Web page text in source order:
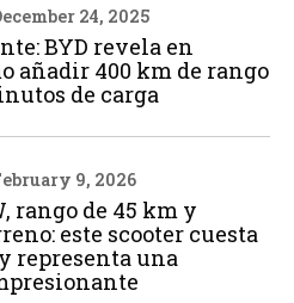
24, 2025
BYD revela en
añadir 400 km de rango
de carga
9, 2026
rango de 45 km y
este scooter cuesta
representa una